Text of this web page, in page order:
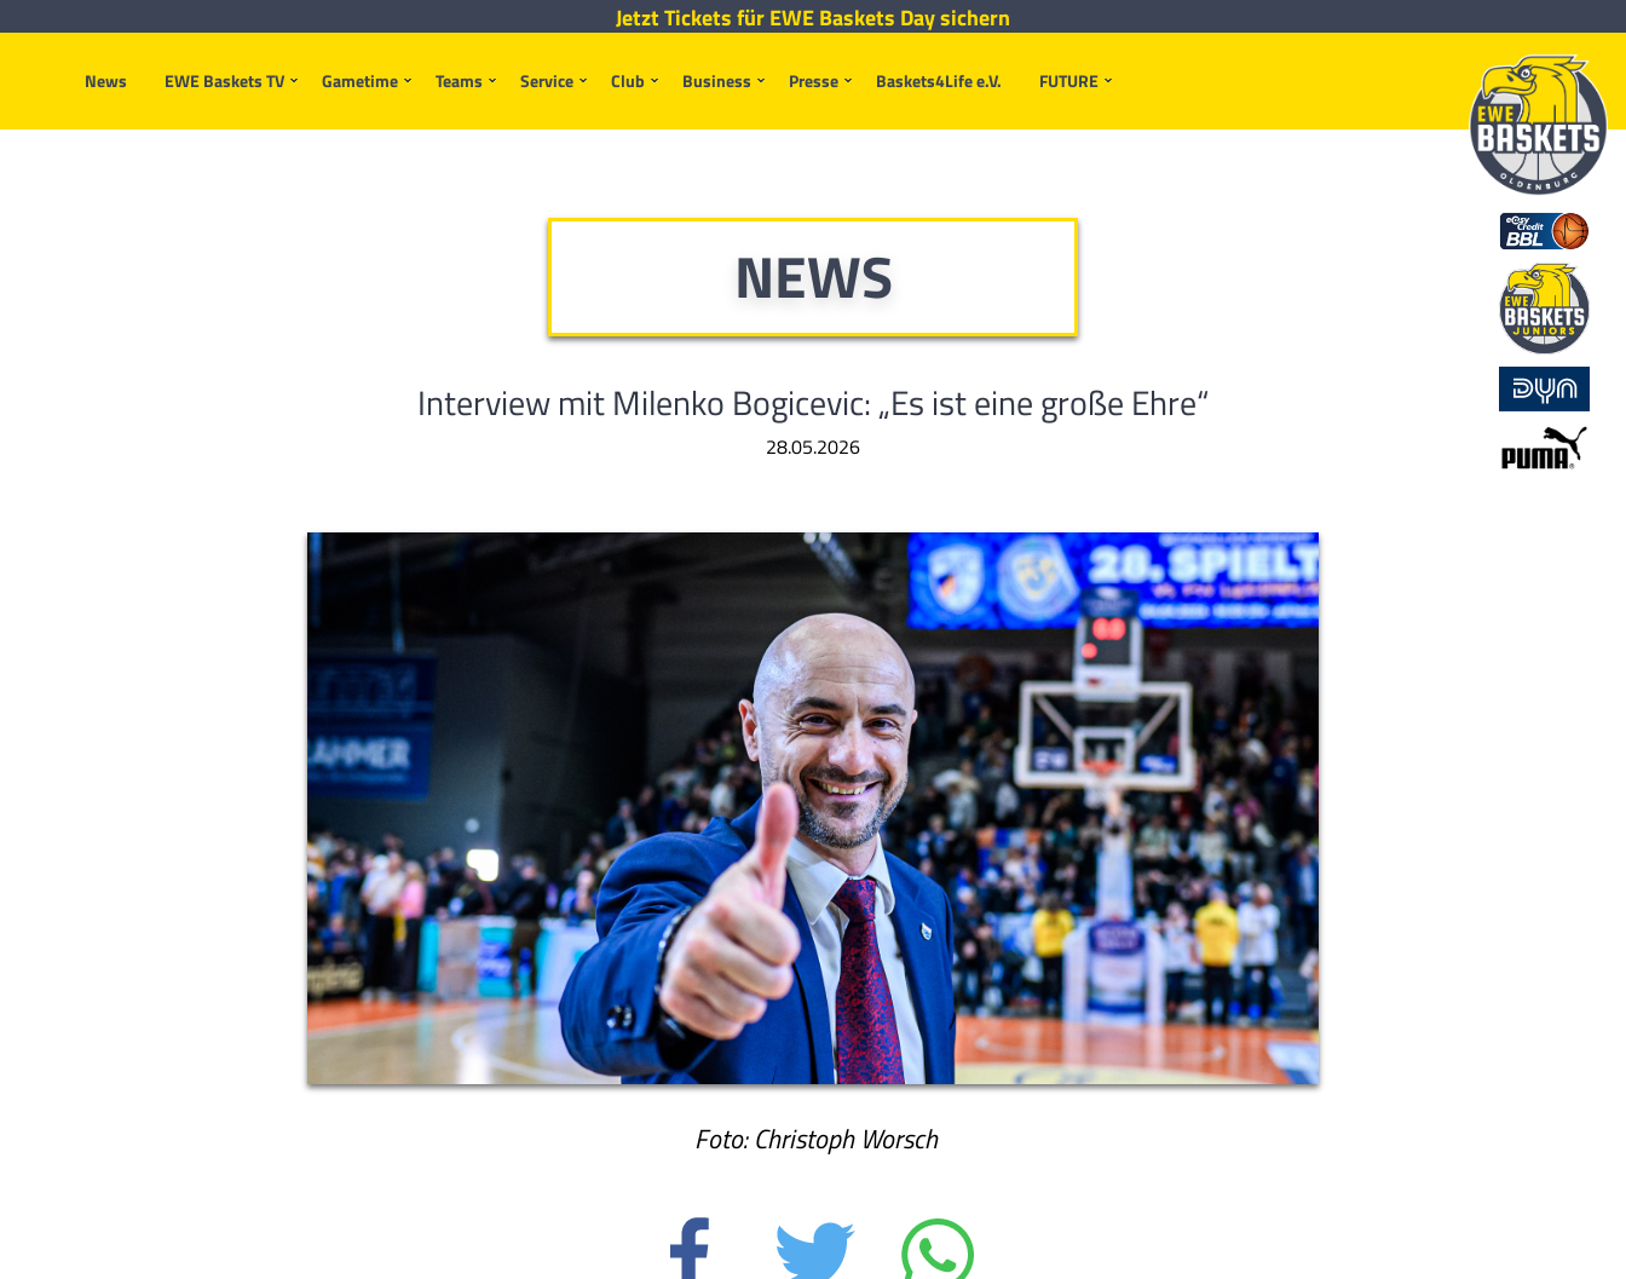
News EWE Baskets TV Gametime Teams Service Club Business Presse Baskets4Life e.V. FUTURE
Jetzt Tickets für EWE Baskets Day sichern
NEWS
Interview mit Milenko Bogicevic: „Es ist eine große Ehre“
28.05.2026
Foto: Christoph Worsch